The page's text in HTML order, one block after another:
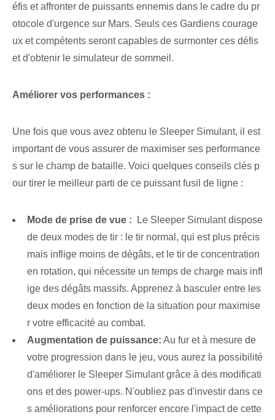
éfis et affronter de puissants ennemis dans le cadre du pr
otocole d'urgence sur Mars. Seuls ces Gardiens courage
ux et compétents seront capables de surmonter ces défis
et d'obtenir le simulateur de sommeil.
Améliorer vos performances :
Une fois que vous avez obtenu le Sleeper Simulant, il est
important de vous assurer de maximiser ses performance
s sur le champ de bataille. Voici quelques conseils clés p
our tirer le meilleur parti de ce puissant fusil de ligne :
Mode de prise de vue : ⁣
Le Sleeper Simulant dispose
de deux modes de tir : le tir normal, qui est plus précis
mais inflige moins de dégâts, et le tir de concentration
en rotation, qui nécessite un temps de charge mais infl
ige des dégâts massifs. Apprenez à basculer entre les
deux modes en fonction de la situation pour maximise
r votre efficacité au combat.
Augmentation de puissance: ⁤Au fur et à mesure⁤ de
votre progression dans le jeu, vous aurez la possibilité
d'améliorer le Sleeper Simulant⁢ grâce à des modificati
ons et des power-ups. N'oubliez pas d'investir dans ce
s améliorations pour renforcer encore l'impact de cette